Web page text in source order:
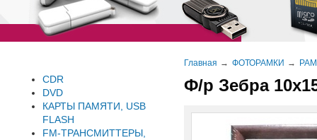
Главная ФОТОРАМКИ
Ф/р Зебра
CDR
DVD
КАРТЫ ПАМЯТИ, USB
FLASH
FM-ТРАНСМИТТЕРЫ,